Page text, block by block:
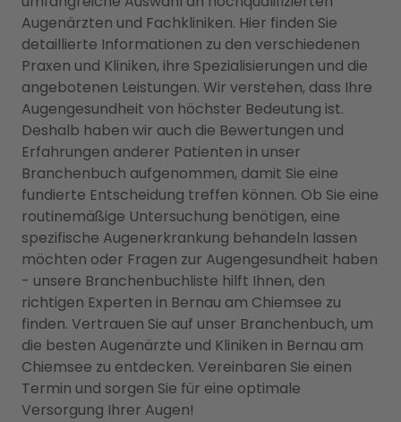
Augenärzten und Fachkliniken. Hier finden Sie
detaillierte Informationen zu den verschiedenen
Praxen und Kliniken, ihre Spezialisierungen und die
angebotenen Leistungen. Wir verstehen, dass Ihre
Augengesundheit von höchster Bedeutung ist.
Deshalb haben wir auch die Bewertungen und
Erfahrungen anderer Patienten in unser
Branchenbuch aufgenommen, damit Sie eine
fundierte Entscheidung treffen können. Ob Sie eine
routinemäßige Untersuchung benötigen, eine
spezifische Augenerkrankung behandeln lassen
möchten oder Fragen zur Augengesundheit haben
- unsere Branchenbuchliste hilft Ihnen, den
richtigen Experten in Bernau am Chiemsee zu
finden. Vertrauen Sie auf unser Branchenbuch, um
die besten Augenärzte und Kliniken in Bernau am
Chiemsee zu entdecken. Vereinbaren Sie einen
Termin und sorgen Sie für eine optimale
Versorgung Ihrer Augen!